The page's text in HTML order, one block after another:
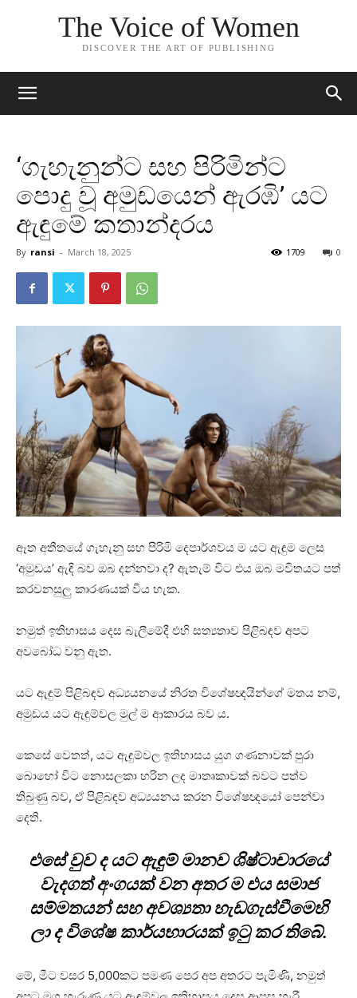
The Voice of Women
DISCOVER THE ART OF PUBLISHING
‘ගැහැනුන්ට සහ පිරිමින්ට
පොදු වූ අමුඩයෙන් ඇරඹි’ යට
ඇඳුමේ කතාන්දරය
By ransi - March 18, 2025 0
1709
ඈත අතීතයේ ගැහැනු සහ පිරිමි දෙපාර්ශවය ම යට ඇඳුම ලෙස
‘අමුඩය’ ඇඳි බව ඔබ දන්නවා ද? ඇතැම් විට එය ඔබ මවිතයට පත්
කරවනසුලු කාරණයක් විය හැක.
නමුත් ඉතිහාසය දෙස බැලීමේදී එහි සත්‍යතාව පිළිබඳව අපට
අවබෝධ වනු ඇත.
යට ඇඳුම් පිළිබඳව අධ්‍යයනයේ නිරත විශේෂඥයින්ගේ මතය නම්,
අමුඩය යට ඇඳුම්වල මුල් ම ආකාරය බව ය.
කෙසේ වෙතත්, යට ඇඳුම්වල ඉතිහාසය යුග ගණනාවක් පුරා
බොහෝ විට නොසලකා හරින ලද මාතෘකාවක් බවට පත්ව
තිබුණු බව, ඒ පිළිබඳව අධ්‍යයනය කරන විශේෂඥයෝ පෙන්වා
දෙති.
එසේ වුව ද යට ඇඳුම් මානව ශිෂ්ටාචාරයේ
වැදගත් අංගයක් වන අතර ම එය සමාජ
සම්මතයන් සහ අවශ්‍යතා හැඩගැස්වීමෙහි
ලා ද විශේෂ කාර්යභාරයක් ඉටු කර තිබේ.
මේ, මීට වසර 5,000කට පමණ පෙර අප අතරට පැමිණි, නමුත්